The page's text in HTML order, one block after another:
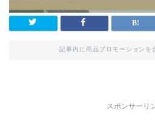
記事内に商品プロモーションを
スポンサーリ